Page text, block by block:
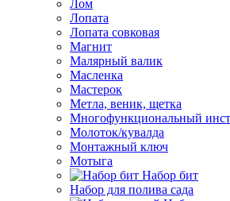
Лом
Лопата
Лопата совковая
Магнит
Малярный валик
Масленка
Мастерок
Метла, веник, щетка
Многофункциональный
Молоток/кувалда
Монтажный ключ
Мотыга
Набор бит
Набор для полива сада